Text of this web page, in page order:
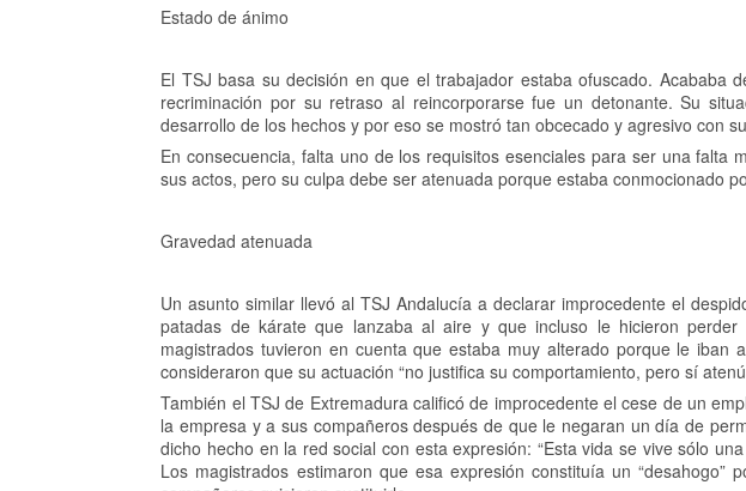
Estado de ánimo
El TSJ basa su decisión en que el trabajador estaba ofuscado. Acababa
recriminación por su retraso al reincorporarse fue un detonante. Su
desarrollo de los hechos y por eso se mostró tan obcecado y agresivo con
En consecuencia, falta uno de los requisitos esenciales para ser una falta
sus actos, pero su culpa debe ser atenuada porque estaba conmocionado
Gravedad atenuada
Un asunto similar llevó al TSJ Andalucía a declarar improcedente el
patadas de kárate que lanzaba al aire y que incluso le hicieron
magistrados tuvieron en cuenta que estaba muy alterado porque le
consideraron que su actuación “no justifica su comportamiento, pero sí
También el TSJ de Extremadura calificó de improcedente el cese de un
la empresa y a sus compañeros después de que le negaran un día de
dicho hecho en la red social con esta expresión: “Esta vida se vive sólo
Los magistrados estimaron que esa expresión constituía un